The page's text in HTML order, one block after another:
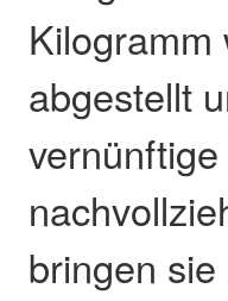
abgestellt
bringen